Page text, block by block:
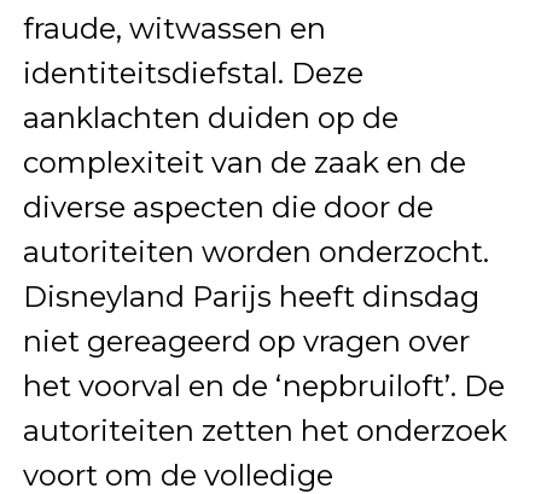
fraude, witwassen en
identiteitsdiefstal. Deze
aanklachten duiden op de
complexiteit van de zaak en de
diverse aspecten die door de
autoriteiten worden onderzocht.
Disneyland Parijs heeft dinsdag
niet gereageerd op vragen over
het voorval en de ‘nepbruiloft’. De
autoriteiten zetten het onderzoek
voort om de volledige